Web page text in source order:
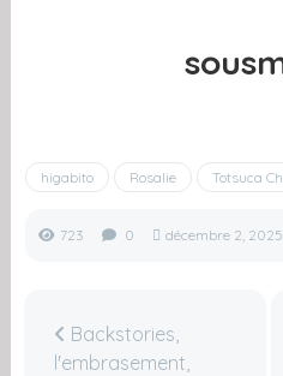
higabito Rosalie Totsuca
723 0 décembre 2, 2025
Backstories,
l'embrasement,